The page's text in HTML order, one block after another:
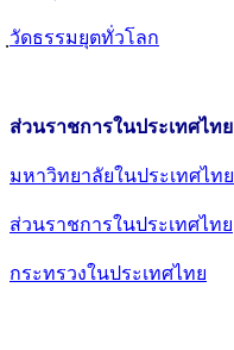
วัดธรรมยุตทั่วโลก
ส่วนราชการในประเทศไทย
มหาวิทยาลัยในประเทศไทย
ส่วนราชการในประเทศไทย
กระทรวงในประเทศไทย